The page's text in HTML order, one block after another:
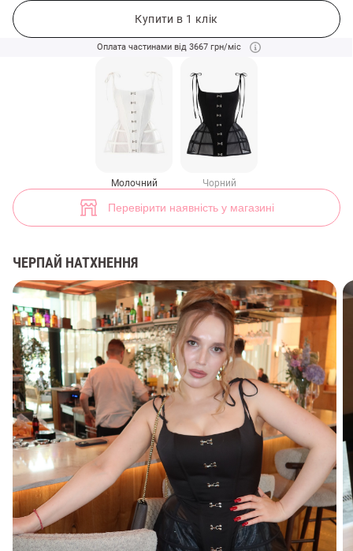
Купити в 1 клік
Оплата частинами від 3667 грн/міс
Молочний Чорний
Перевірити наявність у магазині
ЧЕРПАЙ НАТХНЕННЯ
Молочний сатиновий корсет на гачках Versailles (арт. 49485) ♡